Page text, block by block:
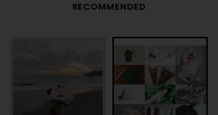
RECOMMENDED